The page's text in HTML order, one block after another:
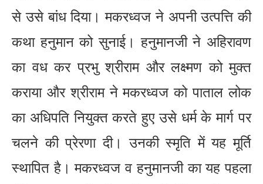
से उसे बांध दिया। मकरध्वज ने अपनी उत्पत्ति की
कथा हनुमान को सुनाई। हनुमानजी ने अहिरावण
का वध कर प्रभु श्रीराम और लक्ष्मण को मुक्त
कराया और श्रीराम ने मकरध्वज को पाताल लोक
का अधिपति नियुक्त करते हुए उसे धर्म के मार्ग पर
चलने की प्रेरणा दी। उनकी स्मृति में यह मूर्ति
स्थापित है। मकरध्वज व हनुमानजी का यह पहला